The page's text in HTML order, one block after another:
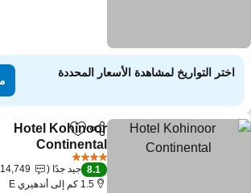
اختر التواريخ لمشاهدة الأسعار المحددة
مشاركةAdd to favorites
Hotel Kohinoor
Continental
8.1 جيد جدًا
14,749
1.5 كم إلى أندهيري E